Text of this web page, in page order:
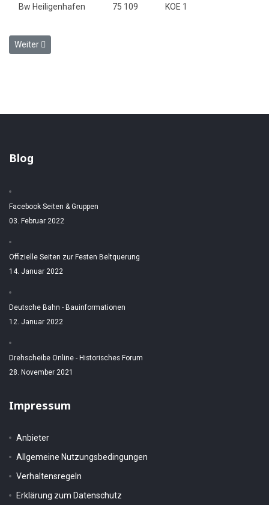
Bw Heiligenhafen 75 109 KOE 1
Nächster Beitrag: KOE 11
Weiter
Blog
Facebook Seiten & Gruppen
03. Februar 2022
Offizielle Seiten zur Festen Beltquerung
14. Januar 2022
Deutsche Bahn - Bauinformationen
12. Januar 2022
Drehscheibe Online - Historisches Forum
28. November 2021
Impressum
Anbieter
Allgemeine Nutzungsbedingungen
Verhaltensregeln
Erklärung zum Datenschutz